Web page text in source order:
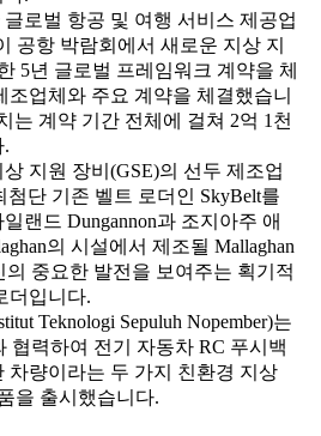
로벌 항공 및 여행 서비스 제공업
공항 박람회에서 새로운 지상 지
5년 글로벌 프레임워크 계약을 체
조업체와 주요 계약을 체결했습니
는 계약 기간 전체에 걸쳐 2억 1천
.
지원 장비(GSE)의 선두 제조업
첨단 기존 벨트 로더인 SkyBelt를
랜드 Dungannon과 조지아주 애
의 시설에서 제조될 Mallaghan
의 중요한 발전을 보여주는 획기적
더입니다.
Teknologi Sepuluh Nopember)는
협력하여 전기 자동차 RC 푸시백
차량이라는 두 가지 친환경 지상
을 출시했습니다.